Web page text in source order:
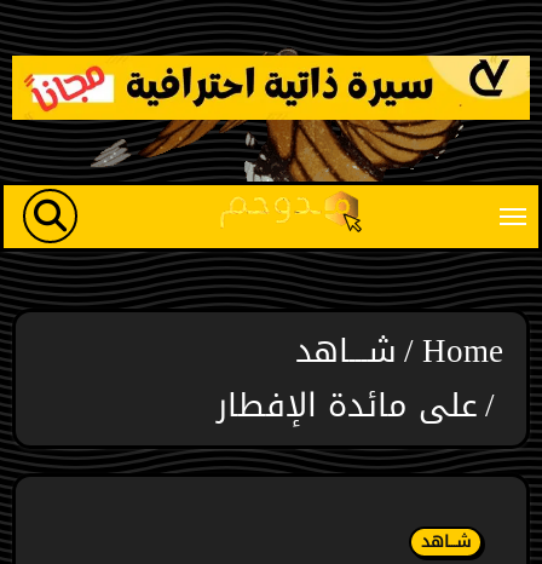
Skip
to
content
Home شـــاهد
على مائدة الإفطار
شـــاهد